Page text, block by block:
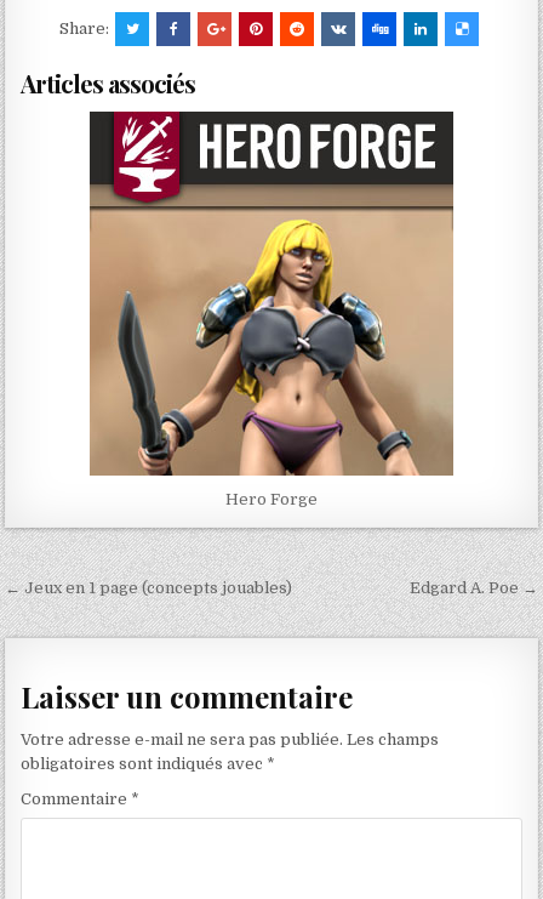
Share:
Articles associés
Hero Forge
Navigation
de
l’article
← Jeux en 1 page (concepts jouables) Edgard A. Poe →
Laisser un commentaire
Votre adresse e-mail ne sera pas publiée. Les champs
obligatoires sont indiqués avec *
Commentaire *